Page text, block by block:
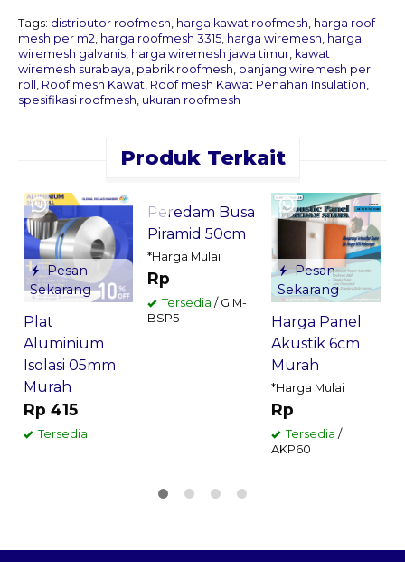
Tags: distributor roofmesh, harga kawat roofmesh, harga roof
mesh per m2, harga roofmesh 3315, harga wiremesh, harga
wiremesh galvanis, harga wiremesh jawa timur, kawat
wiremesh surabaya, pabrik roofmesh, panjang wiremesh per
roll , Roof mesh Kawat, Roof mesh Kawat Penahan Insulation,
spesifikasi roofmesh, ukuran roofmesh
Produk Terkait
Pesan
Sekarang
Plat
Aluminium
Isolasi 05mm
Murah
Rp 415
Tersedia
Sekarang
Peredam Busa
Piramid 50cm
*Harga Mulai
Rp
Tersedia
Pesan
Sekarang
Harga Panel
Akustik 6cm
Murah
*Harga Mulai
Rp
Tersedia /
AKP60